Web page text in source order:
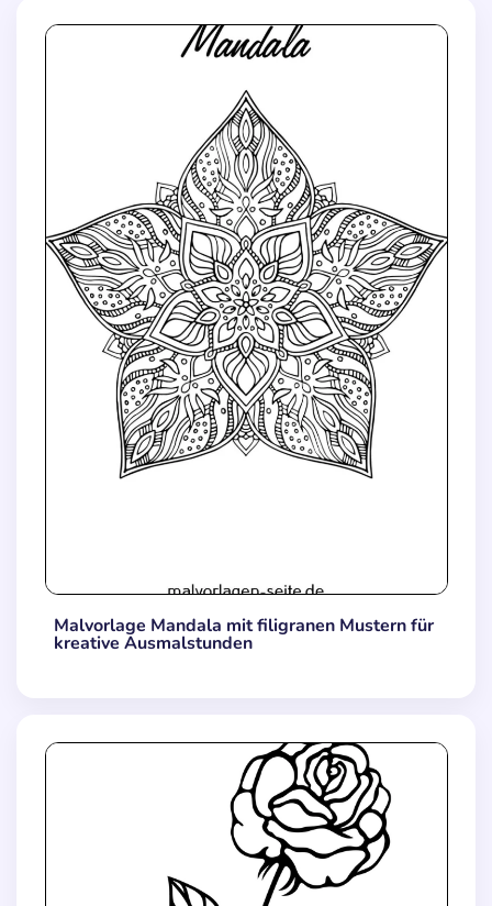
Malvorlage Mandala mit filigranen Mustern für
kreative Ausmalstunden